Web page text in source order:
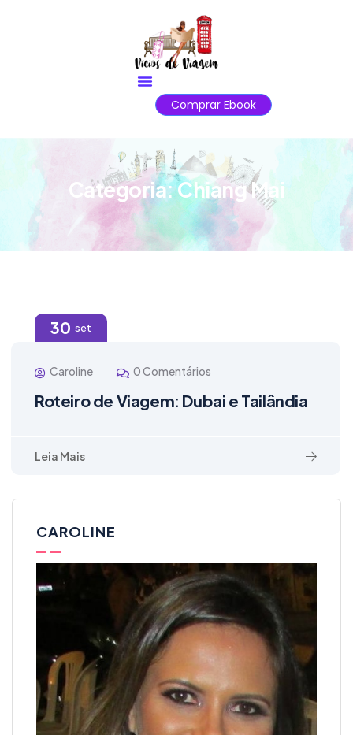
Comprar Ebook
Categoria:Chiang Mai
30 set
Caroline 0 Comentários
Roteiro de Viagem: Dubai e Tailândia
Leia Mais
CAROLINE